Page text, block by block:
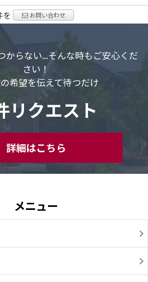
を お問い合わせ
からない...そんな時もご安心くだ
さい！
希望を伝えて待つだけ
リクエスト
詳細はこちら
メニュー